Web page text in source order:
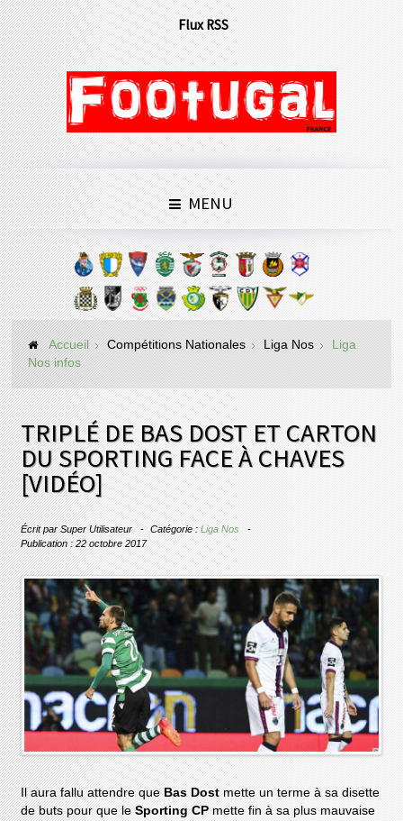
Flux RSS
MENU
Accueil Compétitions Nationales Liga Nos
Liga
Nos infos
TRIPLÉ DE BAS DOST ET CARTON
DU SPORTING FACE À CHAVES
[VIDÉO]
Écrit parSuper Utilisateur Catégorie :Liga Nos
Publication : 22 octobre 2017
Il aura fallu attendre que Bas Dost mette un terme à sa disette
de buts pour que leSporting CP mette fin à sa plus mauvaise